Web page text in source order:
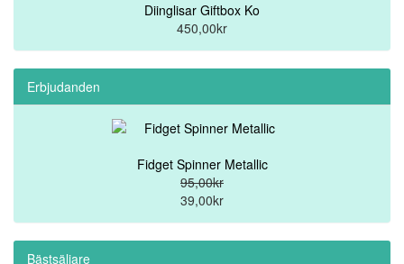
Diinglisar Giftbox Ko
450,00kr
Erbjudanden
Fidget Spinner Metallic
95,00kr
39,00kr
Bästsäljare